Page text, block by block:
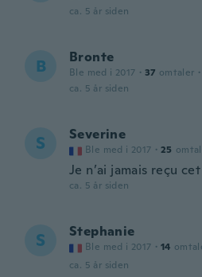
ca. 5 år siden
B Bronte
Ble med i 2017 · 37 omtaler ·
ca. 5 år siden
S Severine
Ble med i 2017 · 25
Je n’ai jamais reçu
ca. 5 år siden
S Stephanie
Ble med i 2017 · 14
ca. 5 år siden